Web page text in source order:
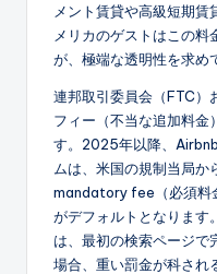
メント賃貸や高級短期
メリカのゲストはこの料
が、極端な透明性を求め
連邦取引委員会（FTC）
フィー（不当な追加料金
す。2025年以降、
ムは、米国の規制当局か
mandatory fee（必須料
がデフォルトとなります
は、最初の検索ページで
場合、重い罰金が科され